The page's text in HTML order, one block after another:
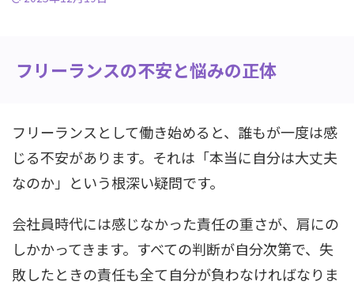
フリーランスの不安と悩みの正体
フリーランスとして働き始めると、誰もが一度は感
じる不安があります。それは「本当に自分は大丈夫
なのか」という根深い疑問です。
会社員時代には感じなかった責任の重さが、肩にの
しかかってきます。すべての判断が自分次第で、失
敗したときの責任も全て自分が負わなければなりま